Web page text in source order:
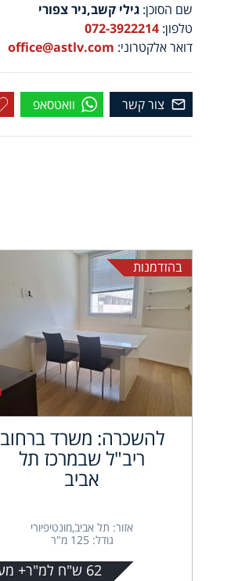
שם הסוכן: גילי קשב,ניר צפורי
טלפון: 072-3922214
דואר אלקטרוני: office@astlv.com
צור קשר וואטסאפ
בהזדמנות
להשכרה: משרד ברחוב
ריב"ל שבמרכז תל
אביב
אזור: תל אביב,מונטיפיורי
גודל: 125 מ"ר
62 ש"ח למ"ר+ מע"מ